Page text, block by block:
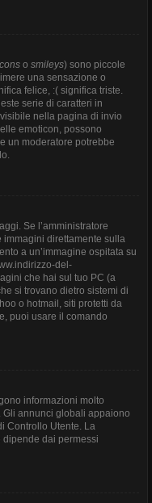
o smileys) sono piccole
una sensazione o
felice, :( significa triste.
serie di caratteri in
nella pagina di invio
emoticon, possono
un moderatore potrebbe
Se l’amministratore
direttamente sulla
a un’immagine ospitata su
del-
che hai sul tuo PC (a
si trovano dietro sistemi di
o hotmail, siti protetti da
puoi usare il comando
informazioni molto
Gli annunci globali appaiono
Controllo Utente. La
dai permessi